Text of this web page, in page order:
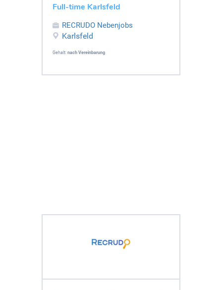
Full-time Karlsfeld
RECRUDO Nebenjobs
Karlsfeld
Gehalt: nach Vereinbarung